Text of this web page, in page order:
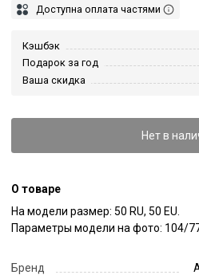
Доступна оплата частями
Кэшбэк
Подарок за год
Ваша скидка
Нет в
О товаре
На модели размер: 50 RU, 50 EU.
Параметры модели на фото: 104/
Бренд